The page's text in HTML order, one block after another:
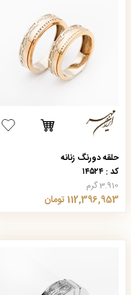
حلقه دورنگ زنانه
کد : ۱۴۵۲۴
3.910 گرم
112,396,953 تومان